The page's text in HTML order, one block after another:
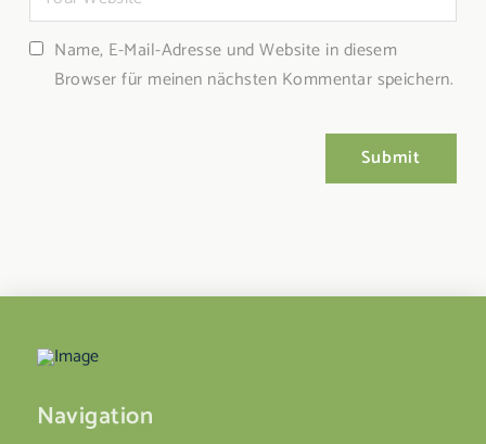
Name, E-Mail-Adresse und Website in diesem
Browser für meinen nächsten Kommentar speichern.
Navigation